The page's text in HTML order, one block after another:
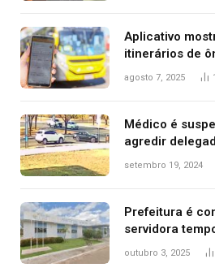
Aplicativo
itinerários de
transporte
agosto 7, 2025
Médico é
agredir
durante
setembro 19, 2024
Prefeitura é
servidora
nascimento da
outubro 3, 2025